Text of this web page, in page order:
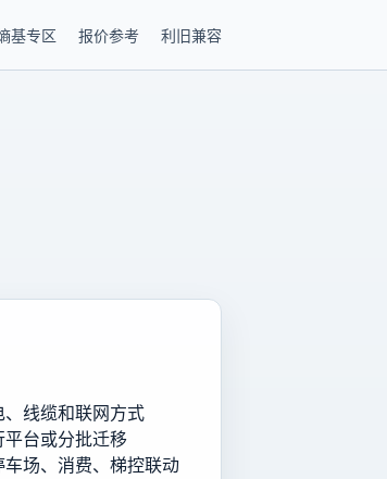
基专区 报价参考 利旧兼容
、线缆和联网方式
台或分批迁移
场、消费、梯控联动